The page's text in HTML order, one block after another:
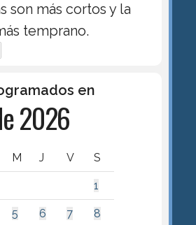
son más cortos y la
temprano.
en
2026
M J V S
1
5 6 7 8